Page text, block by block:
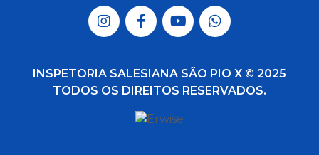
INSPETORIA SALESIANA SÃO PIO X © 2025
TODOS OS DIREITOS RESERVADOS.